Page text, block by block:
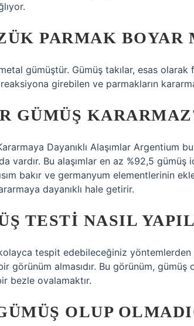
PARMAK BOYAR
gümüştür. Gümüş takılar, esas olarak
girebilen ve parmakların
GÜMÜŞ
Dayanıklı Alaşımlar Argentium bu
vardır. Bu alaşımlar en az %92,5
bakır ve germanyum elementlerinin
dayanıklı hale getirir.
TESTI NASIL
tespit edebileceğiniz
görünüm almasıdır. Bu görünüm,
bezle ovalamaktır.
OLUP